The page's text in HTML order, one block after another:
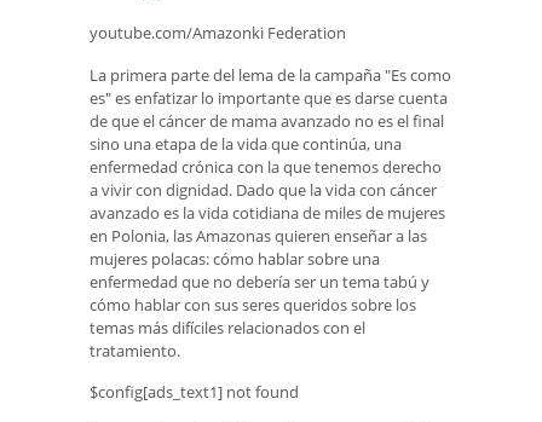
youtube.com/Amazonki Federation
La primera parte del lema de la campaña "Es como
es" es enfatizar lo importante que es darse cuenta
de que el cáncer de mama avanzado no es el final
sino una etapa de la vida que continúa, una
enfermedad crónica con la que tenemos derecho
a vivir con dignidad. Dado que la vida con cáncer
avanzado es la vida cotidiana de miles de mujeres
en Polonia, las Amazonas quieren enseñar a las
mujeres polacas: cómo hablar sobre una
enfermedad que no debería ser un tema tabú y
cómo hablar con sus seres queridos sobre los
temas más difíciles relacionados con el
tratamiento.
$config[ads_text1] not found